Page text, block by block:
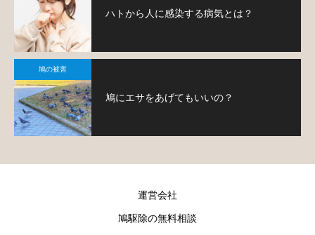
ハトから人に感染する病気とは？
鳩の被害
鳩にエサをあげてもいいの？
運営会社
鳩駆除の無料相談